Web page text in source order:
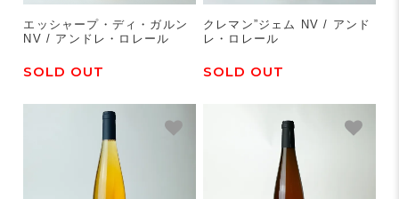
エッシャープ・ディ・ガルン
NV / アンドレ・ロレール
SOLD OUT
クレマン”ジェム NV / アンド
レ・ロレール
SOLD OUT